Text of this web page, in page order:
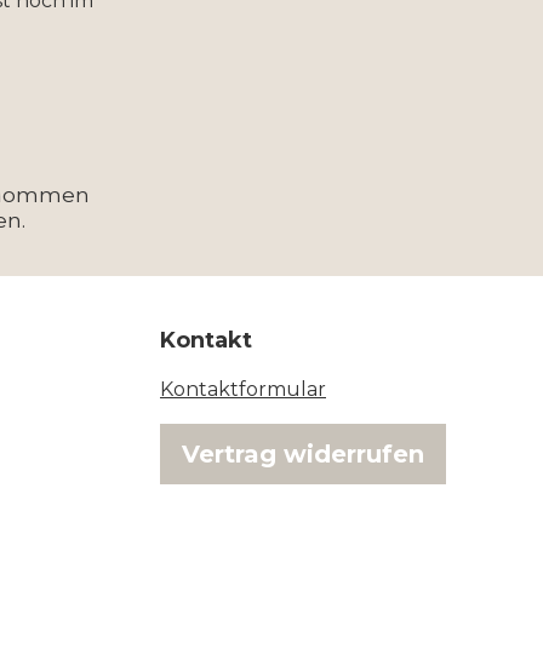
Kontakt
Kontaktformular
Vertrag widerrufen